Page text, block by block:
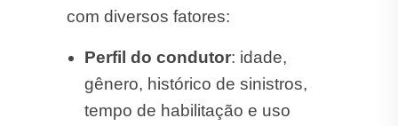
com diversos fatores:
Perfil do condutor: idade,
gênero, histórico de sinistros,
tempo de habilitação e uso